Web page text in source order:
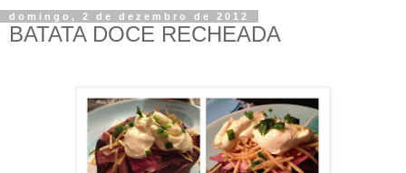
domingo, 2 de dezembro de 2012
BATATA DOCE RECHEADA